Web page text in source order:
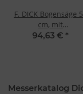
F. DICK Bogensäge
cm, mit
94,63 € *
Messerkatalog